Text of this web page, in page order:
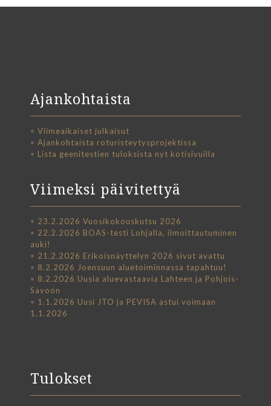
Ajankohtaista
• Viimeaikaiset julkaisut
• Ajankohtaista roturisteytysprojektissa
• Lista geenitestien tuloksista nyt kotisivuilla
Viimeksi päivitettyä
• 23.2.2026 Vuosikokouskutsu 2026
• 22.2.2026 BOAS-testi Lohjalla, ilmoittautuminen
auki!
• 21.2.2026 Erikoisnäyttelyn 2026 sivut avattu
• 8.2.2026 Joensuun aluetoiminnassa tapahtuu!
• 8.2.2026 Uusia aluevastaavia Lahteen ja Pohjois-
Savoon
• 1.1.2026 Uusi JTO ja PEVISA astui voimaan
1.1.2026
Tulokset